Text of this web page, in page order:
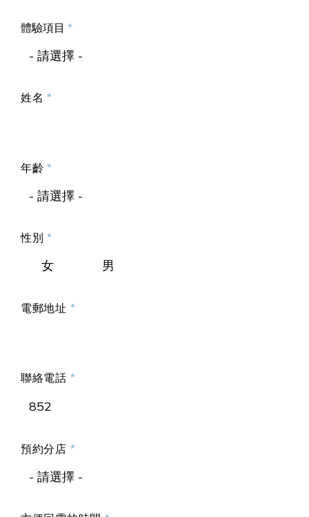
體驗項目
- 請選擇 -
姓名
年齡
- 請選擇 -
性別
女 男
電郵地址
聯絡電話
852
預約分店
- 請選擇 -